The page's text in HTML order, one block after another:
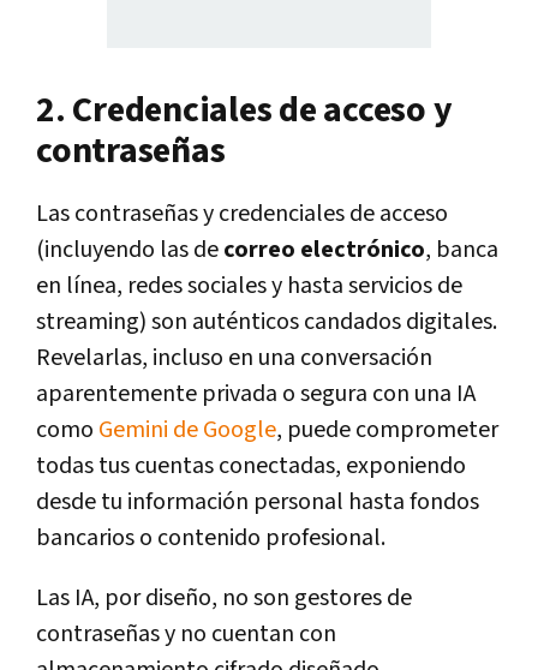
2. Credenciales de acceso y
contraseñas
Las contraseñas y credenciales de acceso
(incluyendo las decorreo electrónico, banca
en línea, redes sociales y hasta servicios de
streaming) son auténticos candados digitales.
Revelarlas, incluso en una conversación
aparentemente privada o segura con una IA
como Gemini de Google, puede comprometer
todas tus cuentas conectadas, exponiendo
desde tu información personal hasta fondos
bancarios o contenido profesional.
Las IA, por diseño, no son gestores de
contraseñas y no cuentan con